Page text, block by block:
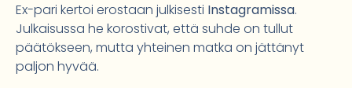
Ex-pari kertoi erostaan julkisesti Instagramissa.
Julkaisussa he korostivat, että suhde on tullut
päätökseen, mutta yhteinen matka on jättänyt
paljon hyvää.